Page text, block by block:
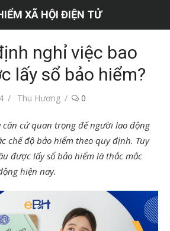
XÃ HỘI ĐIỆN TỬ
nghỉ việc bao
lấy sổ bảo hiểm?
Tác
Thu Hương 0
căn cứ quan trọng để người lao động
chế độ bảo hiểm theo quy định. Tuy
được lấy sổ bảo hiểm là thắc mắc
hiện nay.